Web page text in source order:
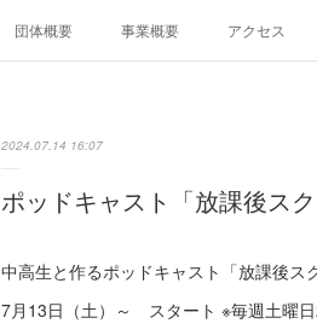
団体概要 事業概要 アクセス
2024.07.14 16:07
ポッドキャスト「放課後ス
中高生と作るポッドキャスト「放課後ス
7月13日（土）～ スタート ※毎週土曜日